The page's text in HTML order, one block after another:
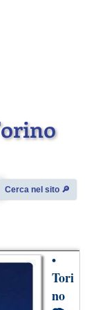
Cerca nel sito 🔎︎
•
Tori
no